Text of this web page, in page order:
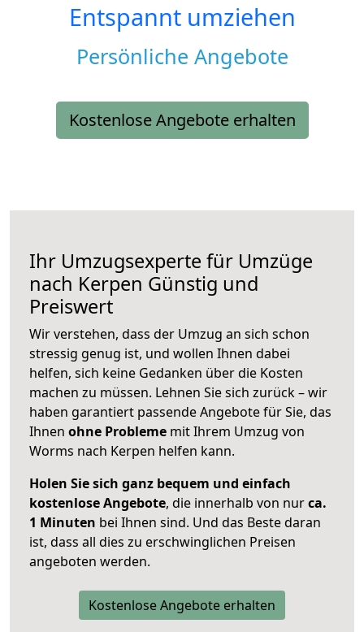
Entspannt umziehen
Persönliche Angebote
Kostenlose Angebote erhalten
Ihr Umzugsexperte für Umzüge
nach Kerpen Günstig und
Preiswert
Wir verstehen, dass der Umzug an sich schon
stressig genug ist, und wollen Ihnen dabei
helfen, sich keine Gedanken über die Kosten
machen zu müssen. Lehnen Sie sich zurück – wir
haben garantiert passende Angebote für Sie, das
Ihnen ohne Probleme mit Ihrem Umzug von
Worms nach Kerpen helfen kann.
Holen Sie sich ganz bequem und einfach
kostenlose Angebote, die innerhalb von nurca.
1 Minuten bei Ihnen sind. Und das Beste daran
ist, dass all dies zu erschwinglichen Preisen
angeboten werden.
Kostenlose Angebote erhalten